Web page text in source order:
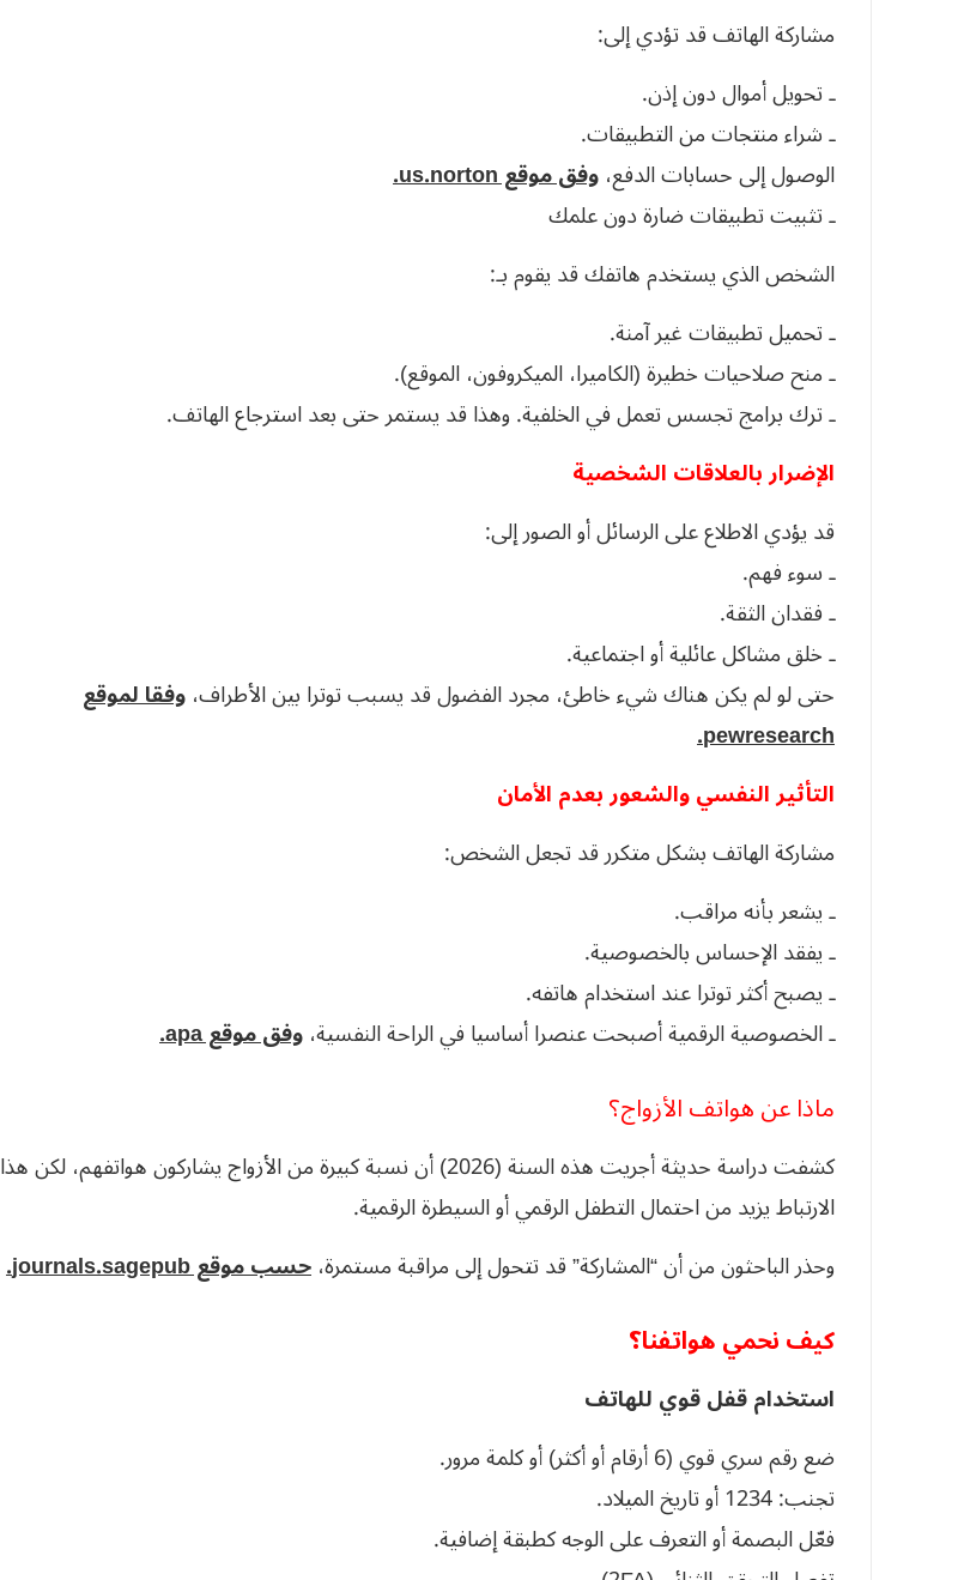
مشاركة الهاتف قد تؤدي إلى:
ـ تحويل أموال دون إذن.
ـ شراء منتجات من التطبيقات.
الوصول إلى حسابات الدفع،وفق موقع us.norton.
ـ تثبيت تطبيقات ضارة دون علمك
الشخص الذي يستخدم هاتفك قد يقوم بـ:
ـ تحميل تطبيقات غير آمنة.
ـ منح صلاحيات خطيرة (الكاميرا، الميكروفون، الموقع).
ـ ترك برامج تجسس تعمل في الخلفية. وهذا قد يستمر حتى بعد استرجاع الهاتف.
الإضرار بالعلاقات الشخصية
قد يؤدي الاطلاع على الرسائل أو الصور إلى:
ـ سوء فهم.
ـ فقدان الثقة.
ـ خلق مشاكل عائلية أو اجتماعية.
حتى لو لم يكن هناك شيء خاطئ، مجرد الفضول قد يسبب توترا بين الأطراف،وفقا لموقع
pewresearch.
التأثير النفسي والشعور بعدم الأمان
مشاركة الهاتف بشكل متكرر قد تجعل الشخص:
ـ يشعر بأنه مراقب.
ـ يفقد الإحساس بالخصوصية.
ـ يصبح أكثر توترا عند استخدام هاتفه.
ـ الخصوصية الرقمية أصبحت عنصرا أساسيا في الراحة النفسية،وفق موقع apa.
ماذا عن هواتف الأزواج؟
كشفت دراسة حديثة أجريت هذه السنة (2026) أن نسبة كبيرة من الأزواج يشاركون هواتفهم، لكن هذا
الارتباط يزيد من احتمال التطفل الرقمي أو السيطرة الرقمية.
وحذر الباحثون من أن “المشاركة” قد تتحول إلى مراقبة مستمرة،حسب موقع journals.sagepub.
كيف نحمي هواتفنا؟
استخدام قفل قوي للهاتف
ضع رقم سري قوي (6 أرقام أو أكثر) أو كلمة مرور.
تجنب: 1234 أو تاريخ الميلاد.
فعّل البصمة أو التعرف على الوجه كطبقة إضافية.